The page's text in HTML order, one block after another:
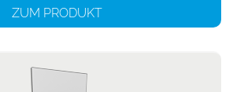
ZUM PRODUKT